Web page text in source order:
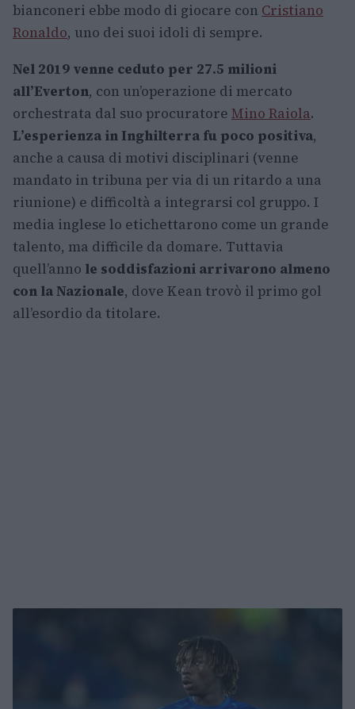
bianconeri ebbe modo di giocare con Cristiano
Ronaldo, uno dei suoi idoli di sempre.
Nel 2019 venne ceduto per 27.5 milioni
all’Everton, con un’operazione di mercato
orchestrata dal suo procuratore Mino Raiola.
L’esperienza in Inghilterra fu poco positiva,
anche a causa di motivi disciplinari (venne
mandato in tribuna per via di un ritardo a una
riunione) e difficoltà a integrarsi col gruppo. I
media inglese lo etichettarono come un grande
talento, ma difficile da domare. Tuttavia
quell’anno le soddisfazioni arrivarono almeno
con la Nazionale, dove Kean trovò il primo gol
all’esordio da titolare.